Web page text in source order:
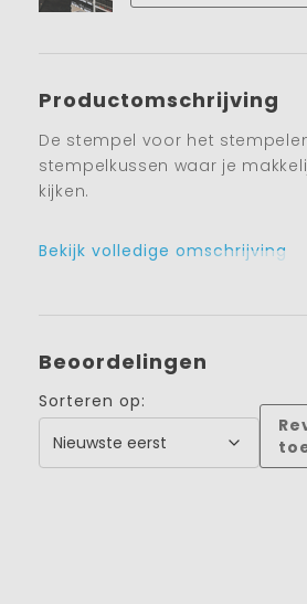
Productomschrijving
De stempel voor het
stempelkussen waar je
kijken.
Bekijk volledige omschrijving
Beoordelingen
Sorteren op: